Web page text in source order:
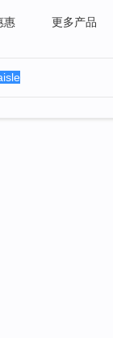
惠 更多产品